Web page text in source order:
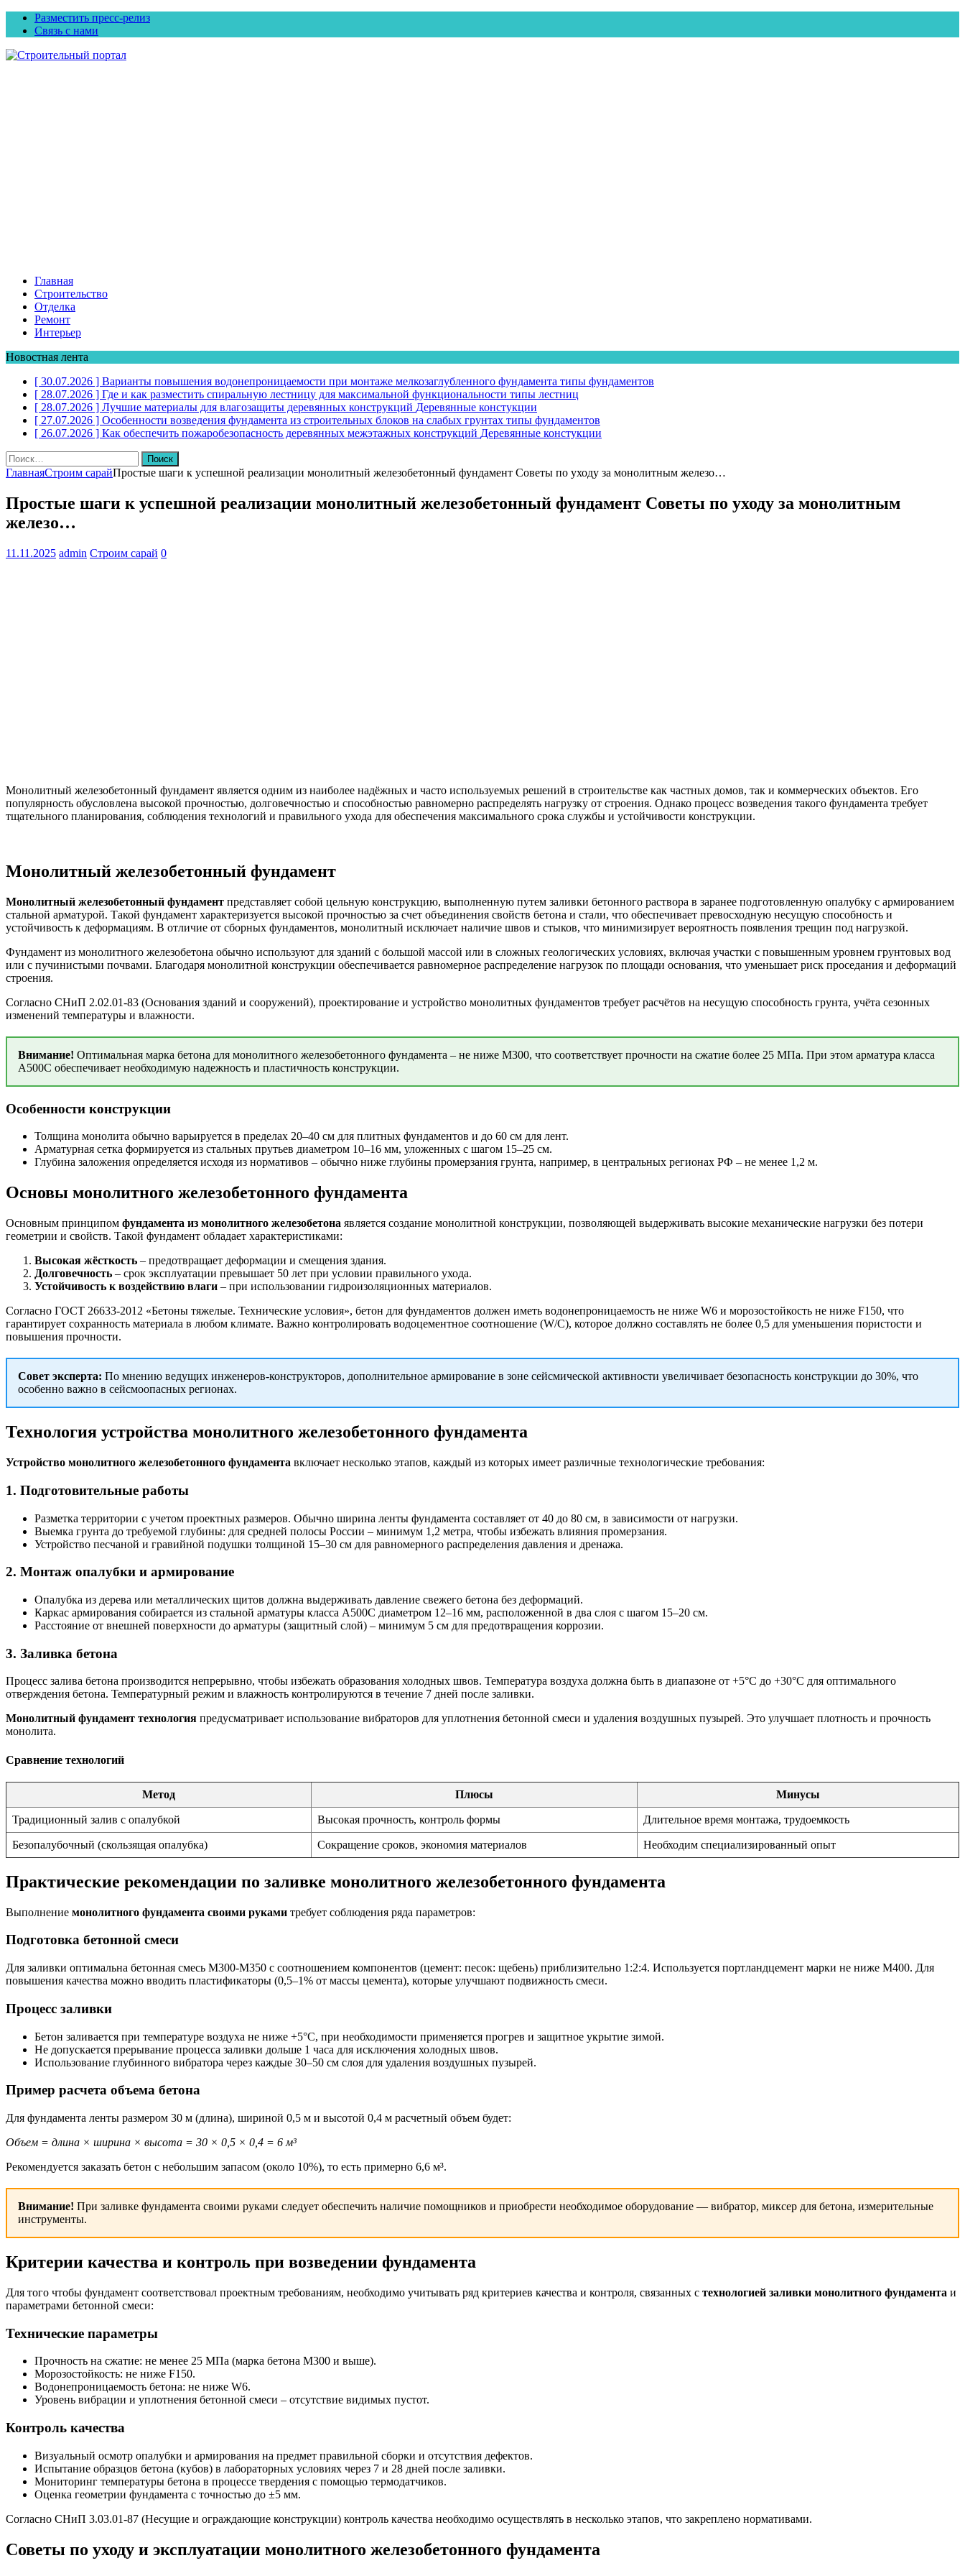
Разместить пресс-релиз
Связь с нами
Главная
Строительство
Отделка
Ремонт
Интерьер
Новостная лента
[ 30.07.2026 ] Варианты повышения водонепроницаемости при монтаже мелкозаглубленного фундамента типы фундаментов
[ 28.07.2026 ] Где и как разместить спиральную лестницу для максимальной функциональности типы лестниц
[ 28.07.2026 ] Лучшие материалы для влагозащиты деревянных конструкций Деревянные констукции
[ 27.07.2026 ] Особенности возведения фундамента из строительных блоков на слабых грунтах типы фундаментов
[ 26.07.2026 ] Как обеспечить пожаробезопасность деревянных межэтажных конструкций Деревянные констукции
Найти:
ГлавнаяСтроим сарайПростые шаги к успешной реализации монолитный железобетонный фундамент Советы по уходу за монолитным железо…
Простые шаги к успешной реализации монолитный железобетонный фундамент Советы по уходу за монолитным
железо…
11.11.2025 admin Строим сарай 0
Монолитный железобетонный фундамент является одним из наиболее надёжных и часто используемых решений в строительстве как частных домов, так и коммерческих объектов. Его
популярность обусловлена высокой прочностью, долговечностью и способностью равномерно распределять нагрузку от строения. Однако процесс возведения такого фундамента требует
тщательного планирования, соблюдения технологий и правильного ухода для обеспечения максимального срока службы и устойчивости конструкции.
Монолитный железобетонный фундамент
Монолитный железобетонный фундамент представляет собой цельную конструкцию, выполненную путем заливки бетонного раствора в заранее подготовленную опалубку с армированием
стальной арматурой. Такой фундамент характеризуется высокой прочностью за счет объединения свойств бетона и стали, что обеспечивает превосходную несущую способность и
устойчивость к деформациям. В отличие от сборных фундаментов, монолитный исключает наличие швов и стыков, что минимизирует вероятность появления трещин под нагрузкой.
Фундамент из монолитного железобетона обычно используют для зданий с большой массой или в сложных геологических условиях, включая участки с повышенным уровнем грунтовых вод
или с пучинистыми почвами. Благодаря монолитной конструкции обеспечивается равномерное распределение нагрузок по площади основания, что уменьшает риск проседания и деформаций
строения.
Согласно СНиП 2.02.01-83 (Основания зданий и сооружений), проектирование и устройство монолитных фундаментов требует расчётов на несущую способность грунта, учёта сезонных
изменений температуры и влажности.
Внимание! Оптимальная марка бетона для монолитного железобетонного фундамента – не ниже М300, что соответствует прочности на сжатие более 25 МПа. При этом арматура класса
А500С обеспечивает необходимую надежность и пластичность конструкции.
Особенности конструкции
Толщина монолита обычно варьируется в пределах 20–40 см для плитных фундаментов и до 60 см для лент.
Арматурная сетка формируется из стальных прутьев диаметром 10–16 мм, уложенных с шагом 15–25 см.
Глубина заложения определяется исходя из нормативов – обычно ниже глубины промерзания грунта, например, в центральных регионах РФ – не менее 1,2 м.
Основы монолитного железобетонного фундамента
Основным принципом фундамента из монолитного железобетона является создание монолитной конструкции, позволяющей выдерживать высокие механические нагрузки без потери
геометрии и свойств. Такой фундамент обладает характеристиками:
Высокая жёсткость – предотвращает деформации и смещения здания.
Долговечность – срок эксплуатации превышает 50 лет при условии правильного ухода.
Устойчивость к воздействию влаги – при использовании гидроизоляционных материалов.
Согласно ГОСТ 26633-2012 «Бетоны тяжелые. Технические условия», бетон для фундаментов должен иметь водонепроницаемость не ниже W6 и морозостойкость не ниже F150, что
гарантирует сохранность материала в любом климате. Важно контролировать водоцементное соотношение (W/C), которое должно составлять не более 0,5 для уменьшения пористости и
повышения прочности.
Совет эксперта: По мнению ведущих инженеров-конструкторов, дополнительное армирование в зоне сейсмической активности увеличивает безопасность конструкции до 30%, что
особенно важно в сейсмоопасных регионах.
Технология устройства монолитного железобетонного фундамента
Устройство монолитного железобетонного фундамента включает несколько этапов, каждый из которых имеет различные технологические требования:
1. Подготовительные работы
Разметка территории с учетом проектных размеров. Обычно ширина ленты фундамента составляет от 40 до 80 см, в зависимости от нагрузки.
Выемка грунта до требуемой глубины: для средней полосы России – минимум 1,2 метра, чтобы избежать влияния промерзания.
Устройство песчаной и гравийной подушки толщиной 15–30 см для равномерного распределения давления и дренажа.
2. Монтаж опалубки и армирование
Опалубка из дерева или металлических щитов должна выдерживать давление свежего бетона без деформаций.
Каркас армирования собирается из стальной арматуры класса A500C диаметром 12–16 мм, расположенной в два слоя с шагом 15–20 см.
Расстояние от внешней поверхности до арматуры (защитный слой) – минимум 5 см для предотвращения коррозии.
3. Заливка бетона
Процесс залива бетона производится непрерывно, чтобы избежать образования холодных швов. Температура воздуха должна быть в диапазоне от +5°C до +30°C для оптимального
отверждения бетона. Температурный режим и влажность контролируются в течение 7 дней после заливки.
Монолитный фундамент технология предусматривает использование вибраторов для уплотнения бетонной смеси и удаления воздушных пузырей. Это улучшает плотность и прочность
монолита.
Сравнение технологий
Метод Плюсы Минусы
Традиционный залив с опалубкой Высокая прочность, контроль формы Длительное время монтажа, трудоемкость
Безопалубочный (скользящая опалубка) Сокращение сроков, экономия материалов Необходим специализированный опыт
Практические рекомендации по заливке монолитного железобетонного фундамента
Выполнение монолитного фундамента своими руками требует соблюдения ряда параметров:
Подготовка бетонной смеси
Для заливки оптимальна бетонная смесь М300-М350 с соотношением компонентов (цемент: песок: щебень) приблизительно 1:2:4. Используется портландцемент марки не ниже М400. Для
повышения качества можно вводить пластификаторы (0,5–1% от массы цемента), которые улучшают подвижность смеси.
Процесс заливки
Бетон заливается при температуре воздуха не ниже +5°C, при необходимости применяется прогрев и защитное укрытие зимой.
Не допускается прерывание процесса заливки дольше 1 часа для исключения холодных швов.
Использование глубинного вибратора через каждые 30–50 см слоя для удаления воздушных пузырей.
Пример расчета объема бетона
Для фундамента ленты размером 30 м (длина), шириной 0,5 м и высотой 0,4 м расчетный объем будет:
Объем = длина × ширина × высота = 30 × 0,5 × 0,4 = 6 м³
Рекомендуется заказать бетон с небольшим запасом (около 10%), то есть примерно 6,6 м³.
Внимание! При заливке фундамента своими руками следует обеспечить наличие помощников и приобрести необходимое оборудование — вибратор, миксер для бетона, измерительные
инструменты.
Критерии качества и контроль при возведении фундамента
Для того чтобы фундамент соответствовал проектным требованиям, необходимо учитывать ряд критериев качества и контроля, связанных с технологией заливки монолитного фундамента и
параметрами бетонной смеси:
Технические параметры
Прочность на сжатие: не менее 25 МПа (марка бетона М300 и выше).
Морозостойкость: не ниже F150.
Водонепроницаемость бетона: не ниже W6.
Уровень вибрации и уплотнения бетонной смеси – отсутствие видимых пустот.
Контроль качества
Визуальный осмотр опалубки и армирования на предмет правильной сборки и отсутствия дефектов.
Испытание образцов бетона (кубов) в лабораторных условиях через 7 и 28 дней после заливки.
Мониторинг температуры бетона в процессе твердения с помощью термодатчиков.
Оценка геометрии фундамента с точностью до ±5 мм.
Согласно СНиП 3.03.01-87 (Несущие и ограждающие конструкции) контроль качества необходимо осуществлять в несколько этапов, что закреплено нормативами.
Советы по уходу и эксплуатации монолитного железобетонного фундамента